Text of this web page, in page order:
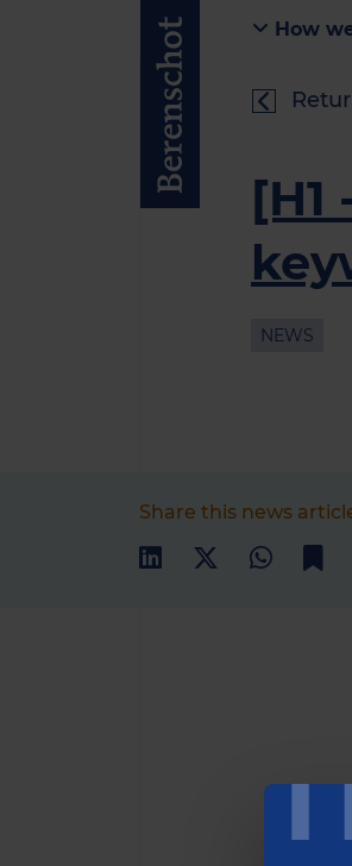
How
[H1
NEWS
Share this news